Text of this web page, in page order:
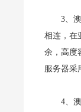
3、
相连，在
余，高度
服务器采
4、